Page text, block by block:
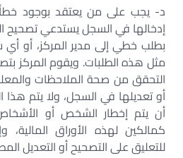
د- يجب على من يعتقد بوجود
إدخالها في السجل يستدعي تصحيح
بطلب خطي إلى مدير المركز، أو
مثل هذه الطلبات. ويقوم المركز
التحقق من صحة الملاحظات
أو تعديلها في السجل، ولا يتم هذا
أن يتم إخطار الشخص أو
كمالكين لهذه الأوراق
للتعليق على التصحيح أو التعديل